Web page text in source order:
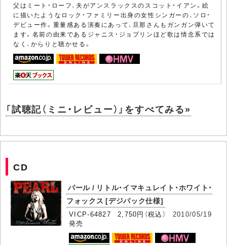
父はミート・ローフ、夫がアンスラックスのスコット・イアン。絵
に描いたようなロック・ファミリー出身の女性シンガーの、ソロ・
デビュー作。重量感ある演奏にあって、旦那さんもガンガン弾いて
ます。名前の由来であるジャニス・ジョプリンほど歌は情念系では
なく、からりと聴かせる。
「試聴記（ミニ・レビュー）」をすべてみる»
CD
パール / リトル・イマキュレイト・ホワイト・
フォックス [デジパック仕様]
VICP-64827 2,750円（税込） 2010/05/19
発売